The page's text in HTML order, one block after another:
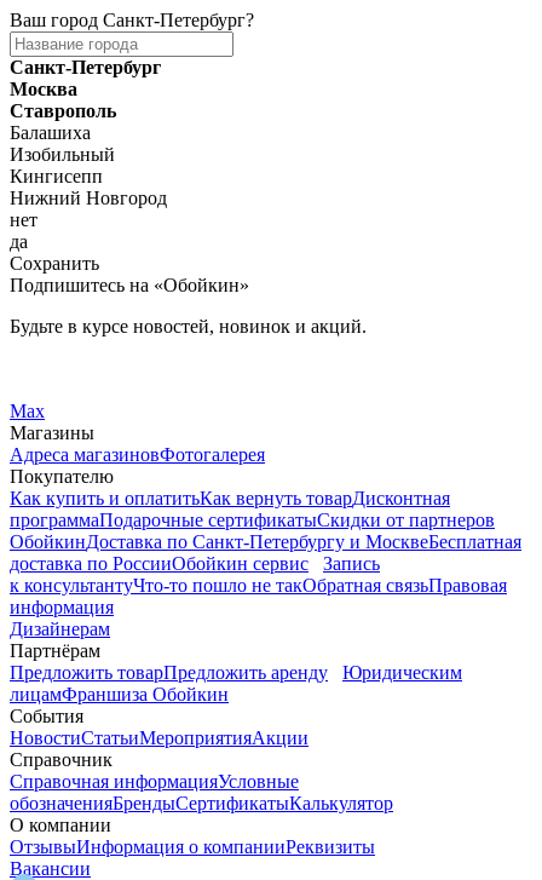
Ваш город Санкт-Петербург?
Санкт-Петербург
Москва
Ставрополь
Балашиха
Изобильный
Кингисепп
Нижний Новгород
нет
да
Сохранить
Подпишитесь на «Обойкин»
Будьте в курсе новостей, новинок и акций.
Max
Магазины
Адреса магазиновФотогалерея
Покупателю
Как купить и оплатитьКак вернуть товарДисконтная
программаПодарочные сертификатыСкидки от партнеров
ОбойкинДоставка по Санкт-Петербургу и МосквеБесплатная
доставка по РоссииОбойкин сервис
Запись
к консультантуЧто-то пошло не такОбратная связьПравовая
информация
Дизайнерам
Партнёрам
Предложить товарПредложить аренду
Юридическим
лицамФраншиза Обойкин
События
НовостиСтатьиМероприятияАкции
Справочник
Справочная информацияУсловные
обозначенияБрендыСертификатыКалькулятор
О компании
ОтзывыИнформация о компанииРеквизиты
Вакансии